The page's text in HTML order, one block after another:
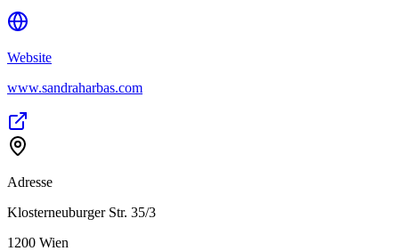
Website
www.sandraharbas.com
Adresse
Klosterneuburger Str. 35/3
1200 Wien